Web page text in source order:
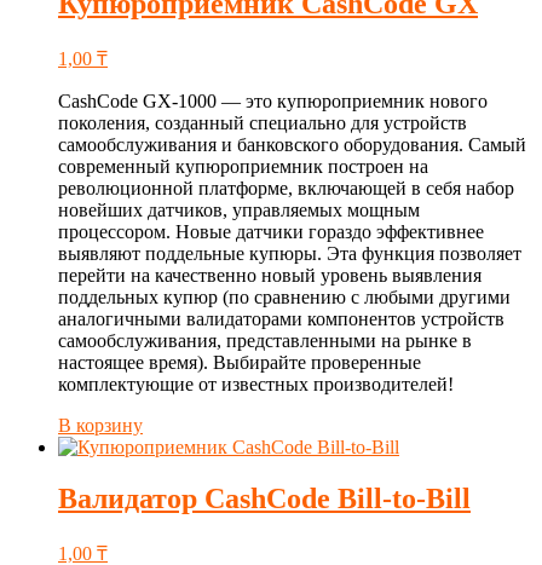
1,00 ₸
CashCode GX-1000 — это купюроприемник нового
поколения, созданный специально для устройств
самообслуживания и банковского оборудования. Самый
современный купюроприемник построен на
революционной платформе, включающей в себя набор
новейших датчиков, управляемых мощным
процессором. Новые датчики гораздо эффективнее
выявляют поддельные купюры. Эта функция позволяет
перейти на качественно новый уровень выявления
поддельных купюр (по сравнению с любыми другими
аналогичными валидаторами компонентов устройств
самообслуживания, представленными на рынке в
настоящее время). Выбирайте проверенные
комплектующие от известных производителей!
В корзину
Валидатор CashCode Bill-to-Bill
1,00 ₸